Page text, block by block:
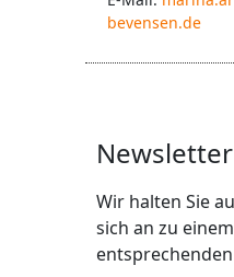
bevensen.de
Newsletter
Wir halten Sie
sich an zu